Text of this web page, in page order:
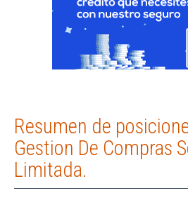
Resumen de
Gestion De Compras
Limitada.